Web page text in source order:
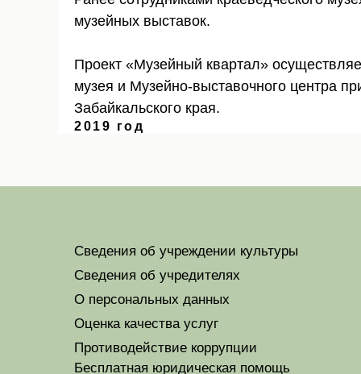
музейных выставок.
Проект «Музейный квартал»
музея и Музейно-выставочного центра
Забайкальского края.
2019 год
Противодействие коррупции
Оценка качества услуг
О персональных данных
Сведения об учредителях
Сведения об учреждении культуры
Бесплатная юридическая помощь